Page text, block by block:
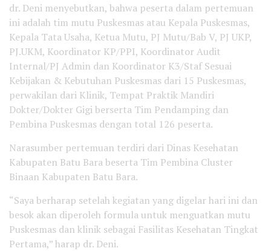
dr. Deni menyebutkan, bahwa peserta dalam pertemuan
ini adalah tim mutu Puskesmas atau Kepala Puskesmas,
Kepala Tata Usaha, Ketua Mutu, PJ Mutu/Bab V, PJ UKP,
PJ.UKM, Koordinator KP/PPI, Koordinator Audit
Internal/PJ Admin dan Koordinator K3/Staf Sesuai
Kebijakan & Kebutuhan Puskesmas dari 15 Puskesmas,
perwakilan dari Klinik, Tempat Praktik Mandiri
Dokter/Dokter Gigi berserta Tim Pendamping dan
Pembina Puskesmas dengan total 126 peserta.
Narasumber pertemuan terdiri dari Dinas Kesehatan
Kabupaten Batu Bara beserta Tim Pembina Cluster
Binaan Kabupaten Batu Bara.
“Saya berharap setelah kegiatan yang digelar hari ini dan
besok akan diperoleh formula untuk menguatkan mutu
Puskesmas dan klinik sebagai Fasilitas Kesehatan Tingkat
Pertama,” harap dr. Deni.